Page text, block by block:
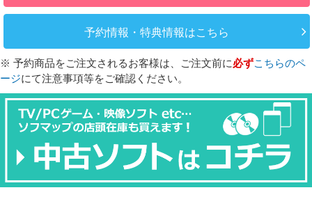
予約情報・特典情報はこちら
※ 予約商品をご注文されるお客様は、ご注文前に必ずこちらのペ
ージにて注意事項等をご確認ください。